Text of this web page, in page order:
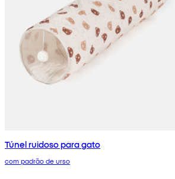
Túnel ruidoso para gato
com padrão de urso